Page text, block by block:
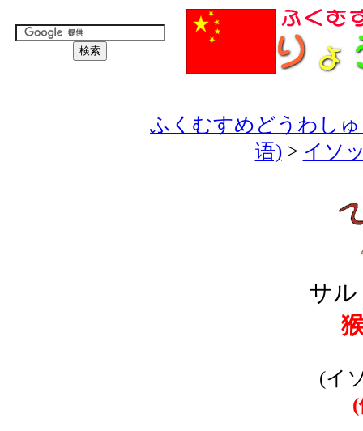
ふくむすめどうわし
语)> イソ
サル
(イ